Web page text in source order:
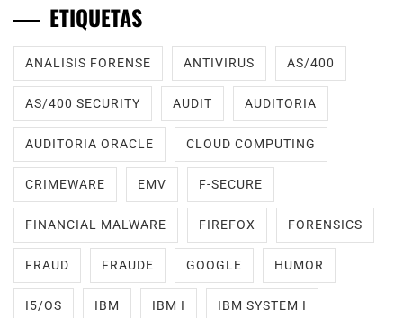
ETIQUETAS
ANALISIS FORENSE ANTIVIRUS AS/400
AS/400 SECURITY AUDIT AUDITORIA
AUDITORIA ORACLE CLOUD COMPUTING
CRIMEWARE EMV F-SECURE
FINANCIAL MALWARE FIREFOX FORENSICS
FRAUD FRAUDE GOOGLE HUMOR
I5/OS IBM IBM I IBM SYSTEM I